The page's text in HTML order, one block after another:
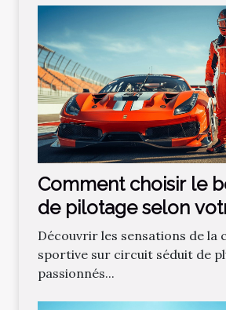
Comment choisir le
de pilotage selon
?
Découvrir les sensations de la
sportive sur circuit séduit de
passionnés...